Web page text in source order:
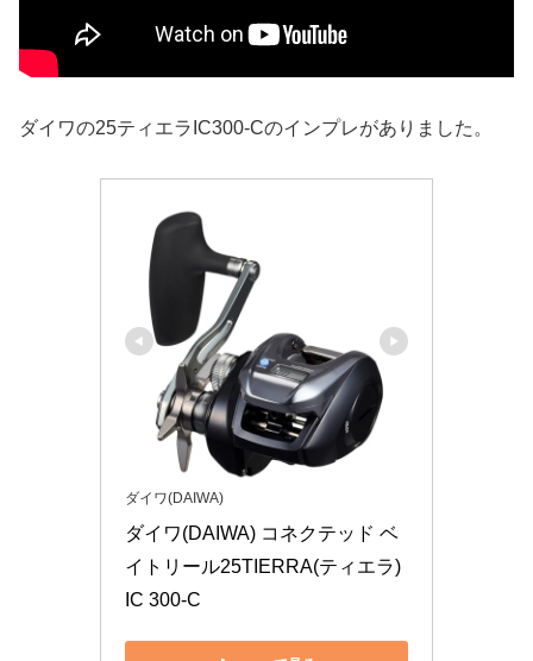
ダイワの25ティエラIC300-Cのインプレがありました。
ダイワ(DAIWA)
ダイワ(DAIWA) コネクテッド ベ
イトリール25TIERRA(ティエラ)
IC 300-C